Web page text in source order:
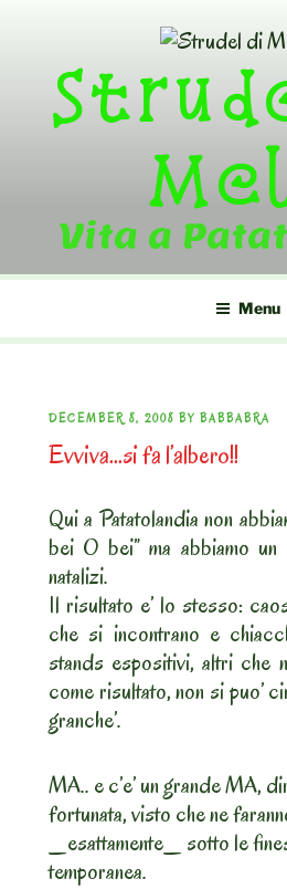
content
Vita a
Menu
POSTED
ON
DECEMBER 8, 2008 BY BABBABRA
Evviva…si fa l’albero!!
Qui a Patatolandia non
bei O bei” ma abbiamo
natalizi.
Il risultato e’ lo stesso:
che si incontrano e
stands espositivi, altri che
come risultato, non si puo’
granche’.
MA.. e c’e’ un grande MA,
fortunata, visto che ne
_esattamente_ sotto le
temporanea.